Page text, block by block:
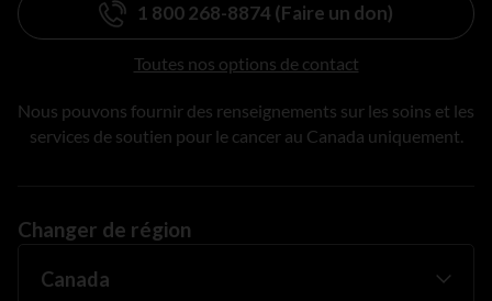
1 800 268-8874 (Faire un don)
Toutes nos options de contact
Nous pouvons fournir des renseignements sur les soins et les
services de soutien pour le cancer au Canada uniquement.
Changer de région